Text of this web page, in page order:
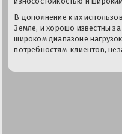
В дополнение к их
Земле, и хорошо известны
широком диапазоне
потребностям клиентов,